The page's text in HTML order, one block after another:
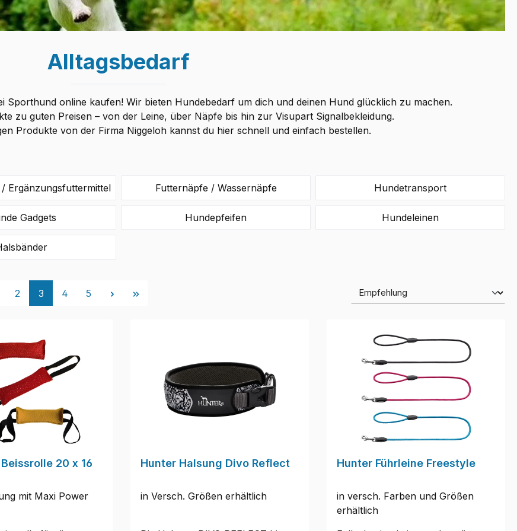
Alltagsbedarf
Sporthund online kaufen! Wir bieten Hundebedarf um dich und deinen Hund glücklich zu machen.
zu guten Preisen – von der Leine, über Näpfe bis hin zur Visupart Signalbekleidung.
Produkte von der Firma Niggeloh kannst du hier schnell und einfach bestellen.
Ergänzungsfuttermittel Futternäpfe / Wassernäpfe Hundetransport
Gadgets Hundepfeifen Hundeleinen
Seite
2 Seite
3 Seite
4 Seite
5
20 x 16
mit Maxi Power
Hunter Halsung Divo Reflect
in Versch. Größen erhältlich
Hunter Führleine Freestyle
in versch. Farben und Größen
erhältlich